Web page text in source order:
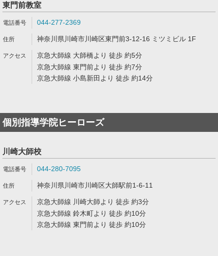
東門前教室
044-277-2369
神奈川県川崎市川崎区東門前3-12-16 ミツミビル 1F
京急大師線 大師橋より 徒歩 約5分
京急大師線 東門前より 徒歩 約7分
京急大師線 小島新田より 徒歩 約14分
個別指導学院ヒーローズ
川崎大師校
044-280-7095
神奈川県川崎市川崎区大師駅前1-6-11
京急大師線 川崎大師より 徒歩 約3分
京急大師線 鈴木町より 徒歩 約10分
京急大師線 東門前より 徒歩 約10分